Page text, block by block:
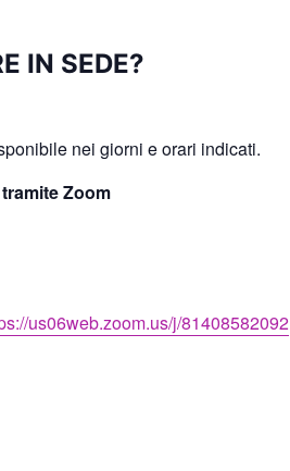
IN SEDE?
nei giorni e orari indicati.
Zoom
us06web.zoom.us/j/81408582092